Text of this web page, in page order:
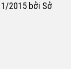
2015 bởi Sở